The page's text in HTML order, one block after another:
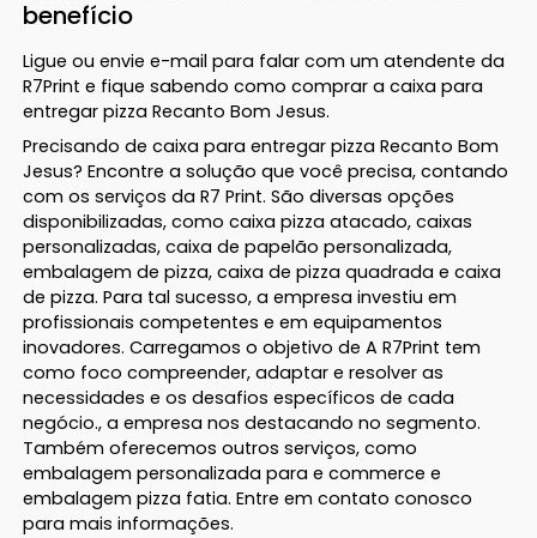
benefício
Ligue ou envie e-mail para falar com um atendente da
R7Print e fique sabendo como comprar a caixa para
entregar pizza Recanto Bom Jesus.
Precisando de caixa para entregar pizza Recanto Bom
Jesus? Encontre a solução que você precisa, contando
com os serviços da R7 Print. São diversas opções
disponibilizadas, como caixa pizza atacado, caixas
personalizadas, caixa de papelão personalizada,
embalagem de pizza, caixa de pizza quadrada e caixa
de pizza. Para tal sucesso, a empresa investiu em
profissionais competentes e em equipamentos
inovadores. Carregamos o objetivo de A R7Print tem
como foco compreender, adaptar e resolver as
necessidades e os desafios específicos de cada
negócio., a empresa nos destacando no segmento.
Também oferecemos outros serviços, como
embalagem personalizada para e commerce e
embalagem pizza fatia. Entre em contato conosco
para mais informações.